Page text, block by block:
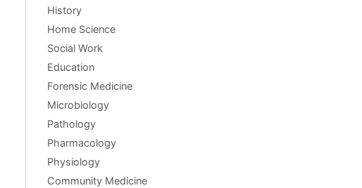
History
Home Science
Social Work
Education
Forensic Medicine
Microbiology
Pathology
Pharmacology
Physiology
Community Medicine